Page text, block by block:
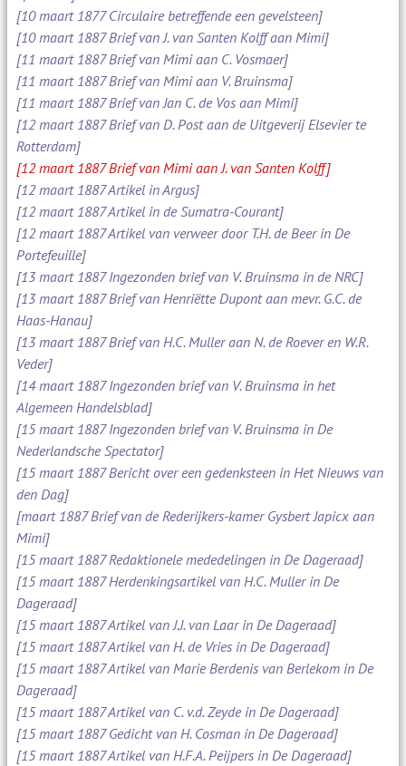
[10 maart 1877 Circulaire betreffende een gevelsteen]
[10 maart 1887 Brief van J. van Santen Kolff aan Mimi]
[11 maart 1887 Brief van Mimi aan C. Vosmaer]
[11 maart 1887 Brief van Mimi aan V. Bruinsma]
[11 maart 1887 Brief van Jan C. de Vos aan Mimi]
[12 maart 1887 Brief van D. Post aan de Uitgeverij Elsevier te
Rotterdam]
[12 maart 1887 Brief van Mimi aan J. van Santen Kolff]
[12 maart 1887 Artikel in Argus]
[12 maart 1887 Artikel in de Sumatra-Courant]
[12 maart 1887 Artikel van verweer door T.H. de Beer in De
Portefeuille]
[13 maart 1887 Ingezonden brief van V. Bruinsma in de NRC]
[13 maart 1887 Brief van Henriëtte Dupont aan mevr. G.C. de
Haas-Hanau]
[13 maart 1887 Brief van H.C. Muller aan N. de Roever en W.R.
Veder]
[14 maart 1887 Ingezonden brief van V. Bruinsma in het
Algemeen Handelsblad]
[15 maart 1887 Ingezonden brief van V. Bruinsma in De
Nederlandsche Spectator]
[15 maart 1887 Bericht over een gedenksteen in Het Nieuws van
den Dag]
[maart 1887 Brief van de Rederijkers-kamer Gysbert Japicx aan
Mimi]
[15 maart 1887 Redaktionele mededelingen in De Dageraad]
[15 maart 1887 Herdenkingsartikel van H.C. Muller in De
Dageraad]
[15 maart 1887 Artikel van J.J. van Laar in De Dageraad]
[15 maart 1887 Artikel van H. de Vries in De Dageraad]
[15 maart 1887 Artikel van Marie Berdenis van Berlekom in De
Dageraad]
[15 maart 1887 Artikel van C. v.d. Zeyde in De Dageraad]
[15 maart 1887 Gedicht van H. Cosman in De Dageraad]
[15 maart 1887 Artikel van H.F.A. Peijpers in De Dageraad]